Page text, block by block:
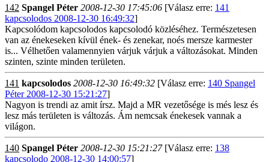
142 Spangel Péter 2008-12-30 17:45:06 [Válasz erre: 141
kapcsolodos 2008-12-30 16:49:32]
Kapcsolódom kapcsolodos kapcsolodó közléséhez. Természetesen
van az énekeseken kívül ének- és zenekar, noés mersze karmester
is... Vélhetően valamennyien várjuk várjuk a változásokat. Minden
szinten, szinte minden területen.
141 kapcsolodos 2008-12-30 16:49:32 [Válasz erre: 140 Spangel
Péter 2008-12-30 15:21:27]
Nagyon is trendi az amit írsz. Majd a MR vezetősége is més lesz és
lesz más területen is változás. Ám nemcsak énekesek vannak a
világon.
140 Spangel Péter 2008-12-30 15:21:27[Válasz erre: 138
kapcsolodo 2008-12-30 14:00:57]